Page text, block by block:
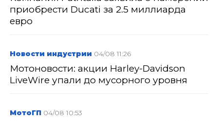
приобрести Ducati за 2.5 миллиарда
евро
Новости индустрии 04/08 11:26
Мотоновости: акции Harley-Davidson
LiveWire упали до мусорного уровня
МотоГП 04/08 10:53